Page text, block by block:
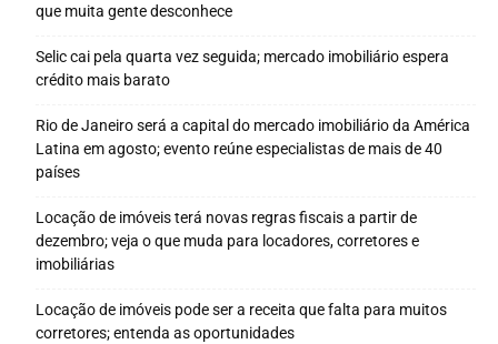
que muita gente desconhece
Selic cai pela quarta vez seguida; mercado imobiliário espera
crédito mais barato
Rio de Janeiro será a capital do mercado imobiliário da América
Latina em agosto; evento reúne especialistas de mais de 40
países
Locação de imóveis terá novas regras fiscais a partir de
dezembro; veja o que muda para locadores, corretores e
imobiliárias
Locação de imóveis pode ser a receita que falta para muitos
corretores; entenda as oportunidades